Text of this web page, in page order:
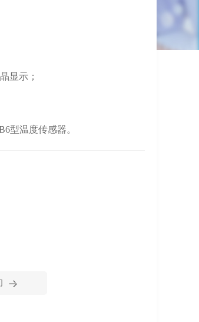
显示；
型温度传感器。
